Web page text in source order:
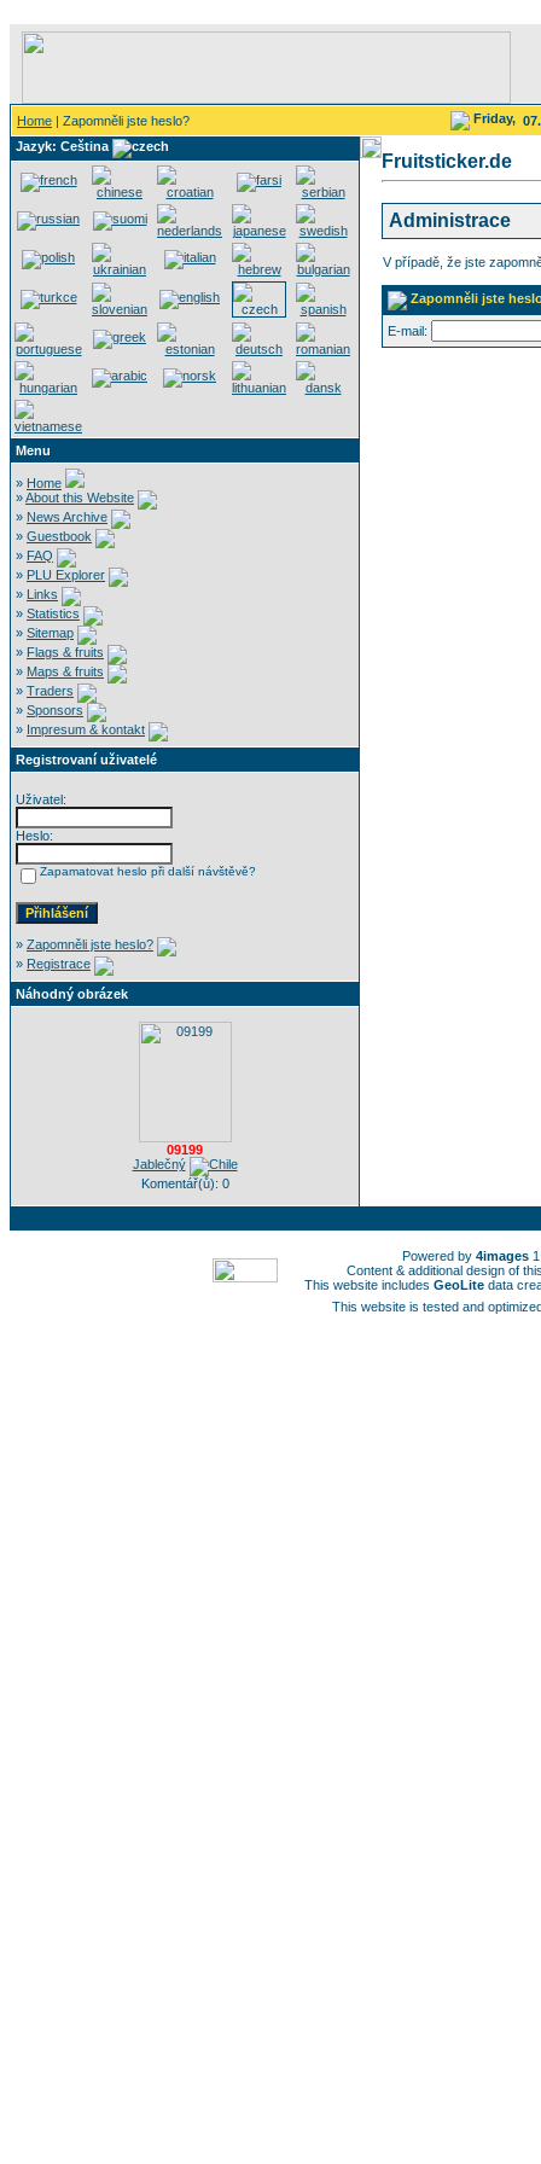
Home | Zapomněli jste heslo? Friday,
Jazyk: Ceština
Menu
» Home
»About this Website
» News Archive
» Guestbook
» FAQ
» PLU Explorer
» Links
» Statistics
» Sitemap
» Flags & fruits
» Maps & fruits
» Traders
» Sponsors
» Impresum & kontakt
Registrovaní uživatelé
Uživatel:
Heslo:
Zapamatovat heslo při další návštěvě?
» Zapomněli jste heslo?
» Registrace
Náhodný obrázek
09199
Jablečný
Komentář(ů): 0
Fruitsticker.de
Administrace
V případě, že jste
Zapomněli jste
E-mail:
Powered by 4images
Content & additional design of
This website includes GeoLite data
This website is tested and